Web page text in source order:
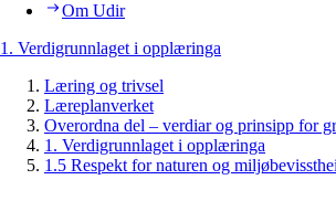
Om Udir
1. Verdigrunnlaget i opplæringa
Læring og trivsel
Læreplanverket
Overordna del – verdiar og prinsipp for
1. Verdigrunnlaget i opplæringa
1.5 Respekt for naturen og